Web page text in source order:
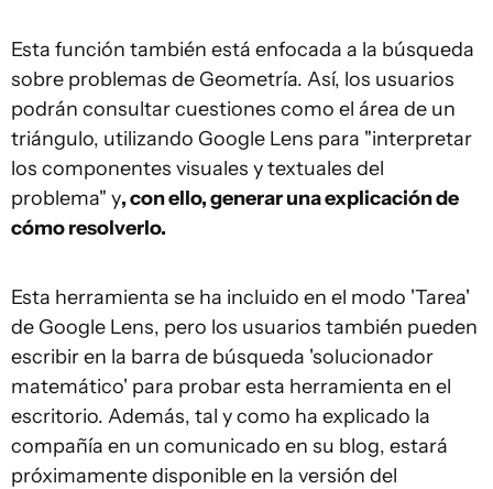
Esta función también está enfocada a la búsqueda
sobre problemas de Geometría. Así, los usuarios
podrán consultar cuestiones como el área de un
triángulo, utilizando Google Lens para "interpretar
los componentes visuales y textuales del
problema" y, con ello, generar una explicación de
cómo resolverlo.
Esta herramienta se ha incluido en el modo 'Tarea'
de Google Lens, pero los usuarios también pueden
escribir en la barra de búsqueda 'solucionador
matemático' para probar esta herramienta en el
escritorio. Además, tal y como ha explicado la
compañía en un comunicado en su blog, estará
próximamente disponible en la versión del